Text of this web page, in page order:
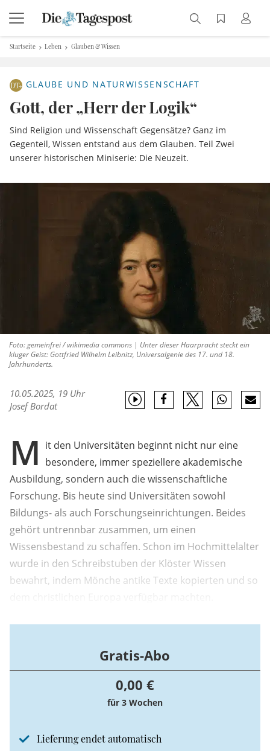
Startseite Leben Glauben & Wissen
GLAUBE UND NATURWISSENSCHAFT
Gott, der „Herr der Logik“
Sind Religion und Wissenschaft Gegensätze? Ganz im
Gegenteil, Wissen entstand aus dem Glauben. Teil Zwei
unserer historischen Miniserie: Die Neuzeit.
Foto: gemeinfrei / wikimedia commons | Unter dieser Haarpracht steckt ein
kluger Geist: Gottfried Wilhelm Leibnitz, Universalgenie des 17. und 18.
Jahrhunderts.
10.05.2025, 19 Uhr
Josef Bordat
M it den Universitäten beginnt nicht nur eine
besondere, immer speziellere akademische
Ausbildung, sondern auch die wissenschaftliche
Forschung. Bis heute sind Universitäten sowohl
Bildungs- als auch Forschungseinrichtungen. Beides
gehört untrennbar zusammen, um einen
Wissensbestand zu schaffen. Schon im Hochmittelalter
wurde in den Schreibstuben der Klöster Wissen
bewahrt, indem Mönche antike Texte kopierten und so
Gratis-Abo
0,00 €
für 3 Wochen
Lieferung endet automatisch